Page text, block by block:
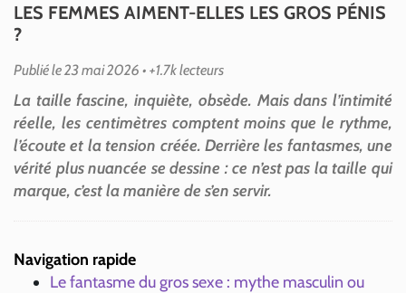
LES FEMMES AIMENT-ELLES LES GROS PÉNIS
?
Publié le 23 mai 2026 • +1.7k lecteurs
La taille fascine, inquiète, obsède. Mais dans l’intimité
réelle, les centimètres comptent moins que le rythme,
l’écoute et la tension créée. Derrière les fantasmes, une
vérité plus nuancée se dessine : ce n’est pas la taille qui
marque, c’est la manière de s’en servir.
Navigation rapide
Le fantasme du gros sexe : mythe masculin ou